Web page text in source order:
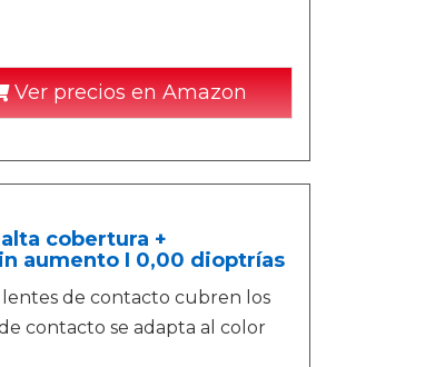
Ver precios en Amazon
cobertura +
aumento I 0,00 dioptrías
lentes de contacto cubren los
contacto se adapta al color